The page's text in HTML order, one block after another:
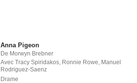
Anna Pigeon
De Morwyn Brebner
AvecTracy Spiridakos, Ronnie Rowe, Manuel
Rodriguez-Saenz
Drame